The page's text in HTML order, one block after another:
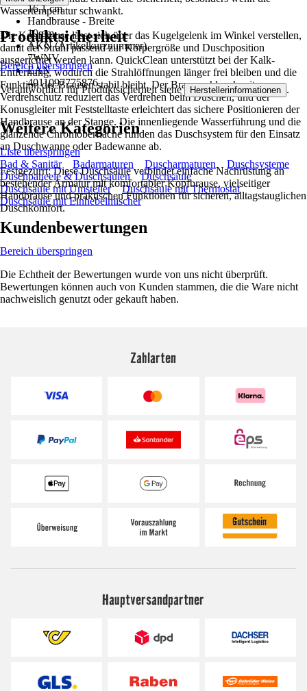
16,1 cm
Handbrause - Breite
10 cm
AKN (Artikelkurznummer)
7WNV
EAN
4011097775876
Wassertemperatur schwankt.
Die Kopfbrause lässt sich über das Kugelgelenk im Winkel verstellen,
damit der Strahl passend zur Körpergröße und Duschposition
ausgerichtet werden kann. QuickClean unterstützt bei der Kalk-
Entfernung, wodurch die Strahlöffnungen länger frei bleiben und die
Funktion der Brausen stabil bleibt. Der Brauseschlauch mit
Verdrehschutz reduziert das Verdrehen beim Duschen, und der
Konusgleiter mit Feststelltaste erleichtert das sichere Positionieren der
Handbrause an der Stange. Die innenliegende Wasserführung und die
glänzende Chromoberfläche runden das Duschsystem für den Einsatz
an Duschwanne oder Badewanne ab.
Festgezurrt: Diese Duschsäule verbindet einfache Nachrüstung an
bestehender Armatur mit komfortabler Kopfbrause, vielseitiger
Handbrause und praktischen Funktionen für sicheren, alltagstauglichen
Duschkomfort.
Produktsicherheit
Bereich überspringen
Verantwortlich für Produktsicherheit siehe Herstellerinformationen .
Weitere Kategorien
Liste überspringen
Bad & Sanitär
Badarmaturen Duscharmaturen
Duschsysteme
Duschpaneele & Duschsäulen
Duschsäule
Duschsäule mit Umsteller
Duschsäule mit Thermostat
Duschsäule mit Einhebelmischer
Kundenbewertungen
Bereich überspringen
Die Echtheit der Bewertungen wurde von uns nicht überprüft.
Bewertungen können auch von Kunden stammen, die die Ware nicht
nachweislich genutzt oder gekauft haben.
Zahlarten
Hauptversandpartner